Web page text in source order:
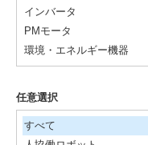
インバータ
PMモータ
環境・エネルギー機器
任意選択
すべて